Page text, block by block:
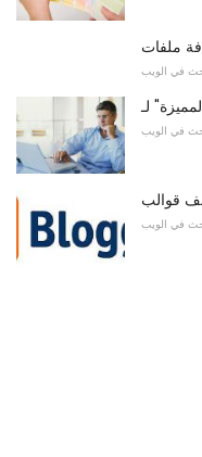
في الويب
في الويب
في الويب